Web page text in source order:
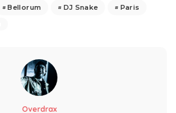
Bellorum DJ Snake
Paris
Overdrax